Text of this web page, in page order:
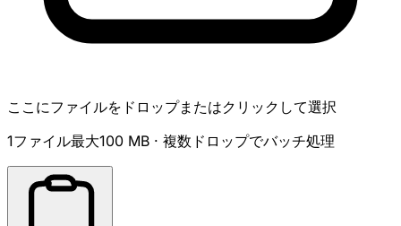
ここにファイルをドロップまたはクリックして選択
1ファイル最大100 MB · 複数ドロップでバッチ処理